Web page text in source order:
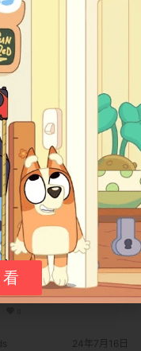
Minds Level 3》剑
Minds第二版 第3
绍 《Super Minds Second E
是剑桥大学出版社推出的一
别的英语教材系列，专为儿
。该教材不仅关注语言技能
，还强调学生认知能力的发
学科知识的融合。通过丰富
故事、互动活动和项目工
Super Minds Second Editio
学生的学习兴趣，培养他们
性思维和创造力。 出版社介
大学出版社（Cambridge
材
0
24年7月16日
Minds Level 1》剑
Minds第二版 第1级
绍 《Super Minds Second E
是剑桥大学出版社推出的一
别的英语教材系列，专为儿
。该教材不仅关注语言技能
故事、互动活动和项目工
24年7月16日